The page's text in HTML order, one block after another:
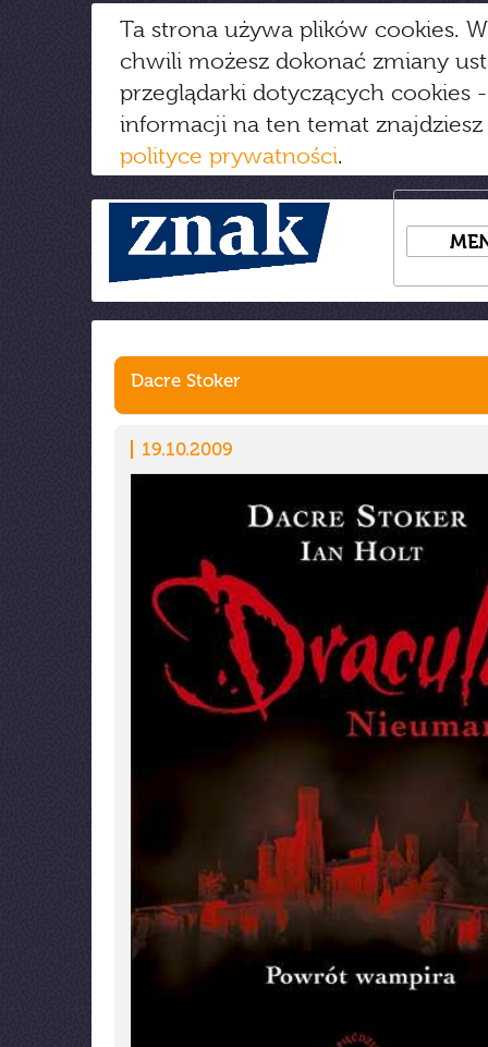
Ta strona używa plików cookies.
chwili możesz dokonać zmiany
przeglądarki dotyczących cookies
informacji na ten temat
polityce prywatności.
Dacre Stoker
19.10.2009